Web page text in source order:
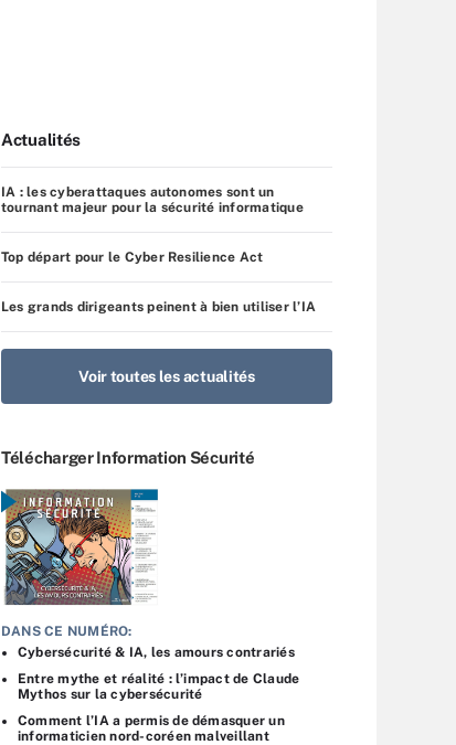
Actualités
IA : les cyberattaques autonomes sont un
tournant majeur pour la sécurité informatique
Top départ pour le Cyber Resilience Act
Les grands dirigeants peinent à bien utiliser l’IA
Voir toutes les actualités
Télécharger Information Sécurité
DANS CE NUMÉRO:
Cybersécurité & IA, les amours contrariés
Entre mythe et réalité : l’impact de Claude
Mythos sur la cybersécurité
Comment l’IA a permis de démasquer un
informaticien nord-coréen malveillant